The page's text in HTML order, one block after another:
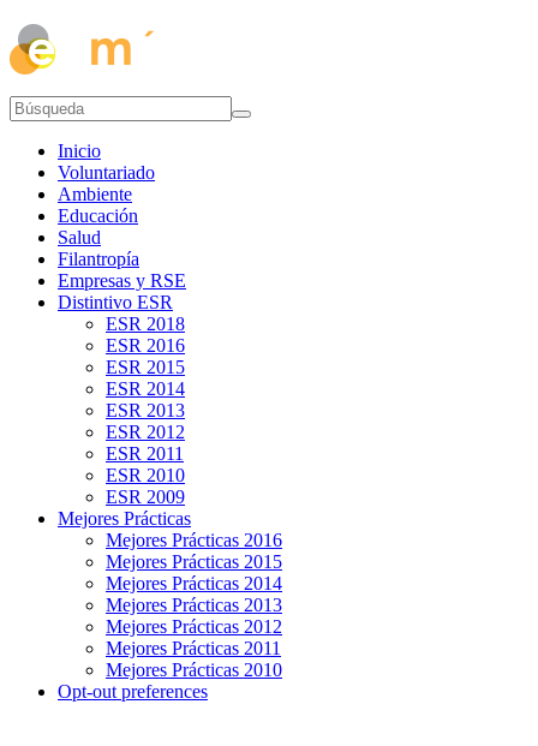
Inicio
Voluntariado
Ambiente
Educación
Salud
Filantropía
Empresas y RSE
Distintivo ESR
ESR 2018
ESR 2016
ESR 2015
ESR 2014
ESR 2013
ESR 2012
ESR 2011
ESR 2010
ESR 2009
Mejores Prácticas
Mejores Prácticas 2016
Mejores Prácticas 2015
Mejores Prácticas 2014
Mejores Prácticas 2013
Mejores Prácticas 2012
Mejores Prácticas 2011
Mejores Prácticas 2010
Opt-out preferences